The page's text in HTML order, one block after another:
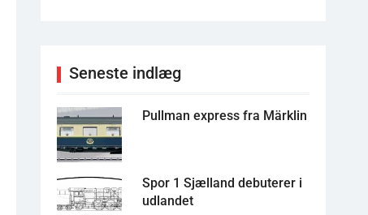
Seneste indlæg
Pullman express fra Märklin
Spor 1 Sjælland debuterer i
udlandet